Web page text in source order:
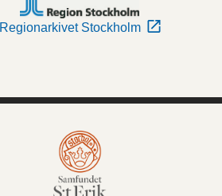
Regionarkivet Stockholm